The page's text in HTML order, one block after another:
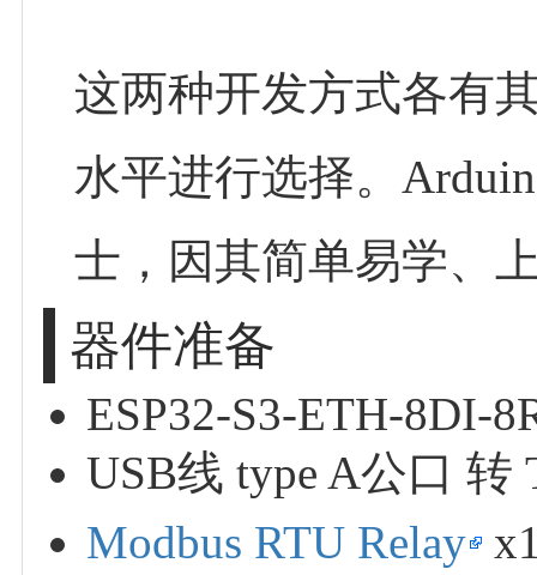
这两种开发方式各有
水平进行选择。
士，因其简单易学、
器件准备
ESP32-S3-ETH-8DI-
USB线 type A公口 转
Modbus RTU Relay